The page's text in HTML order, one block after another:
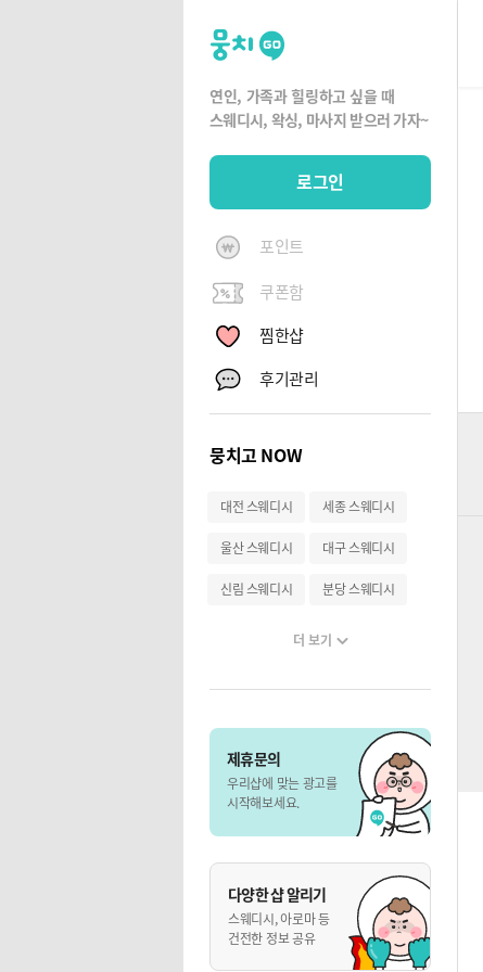
뭉
치
고
연인, 가족과 힐링하고 싶을 때
스웨디시, 왁싱, 마사지 받으러 가자~
로그인
포인트
쿠폰함
찜한샵
후기관리
뭉치고 NOW
대전 스웨디시 세종 스웨디시
울산 스웨디시 대구 스웨디시
신림 스웨디시 분당 스웨디시
더 보기
제휴문의
우리샵에 맞는 광고를
시작해보세요.
다양한 샵 알리기
스웨디시, 아로마 등
건전한 정보 공유